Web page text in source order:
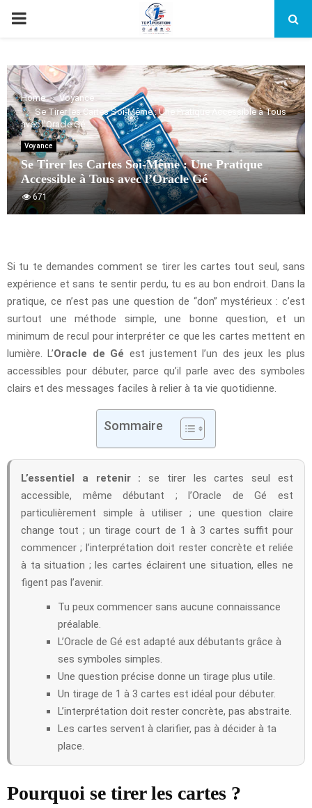
PRIMARY
Home
Voyance
Se Tirer les Cartes Soi-Même : Une Pratique Accessible à Tous
avec l’Oracle Gé
Voyance
Se Tirer les Cartes Soi-Même : Une Pratique
Accessible à Tous avec l’Oracle Gé
671
Si tu te demandes comment se tirer les cartes tout seul, sans
expérience et sans te sentir perdu, tu es au bon endroit. Dans la
pratique, ce n’est pas une question de “don” mystérieux : c’est
surtout une méthode simple, une bonne question, et un
minimum de recul pour interpréter ce que les cartes mettent en
lumière. L’Oracle de Gé est justement l’un des jeux les plus
accessibles pour débuter, parce qu’il parle avec des symboles
clairs et des messages faciles à relier à ta vie quotidienne.
Sommaire
L’essentiel a retenir : se tirer les cartes seul est
accessible, même débutant ; l’Oracle de Gé est
particulièrement simple à utiliser ; une question claire
change tout ; un tirage court de 1 à 3 cartes suffit pour
commencer ; l’interprétation doit rester concrète et reliée
à ta situation ; les cartes éclairent une situation, elles ne
figent pas l’avenir.
Tu peux commencer sans aucune connaissance
préalable.
L’Oracle de Gé est adapté aux débutants grâce à
ses symboles simples.
Une question précise donne un tirage plus utile.
Un tirage de 1 à 3 cartes est idéal pour débuter.
L’interprétation doit rester concrète, pas abstraite.
Les cartes servent à clarifier, pas à décider à ta
place.
Pourquoi se tirer les cartes ?